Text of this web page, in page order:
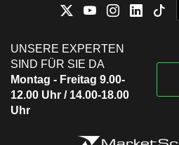
UNSERE EXPERTEN
SIND FÜR SIE DA
Montag - Freitag 9.00-
12.00 Uhr / 14.00-18.00
Uhr